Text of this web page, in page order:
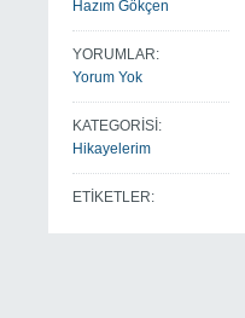
Hazım Gökçen
YORUMLAR:
Yorum Yok
KATEGORİSİ:
Hikayelerim
ETİKETLER: